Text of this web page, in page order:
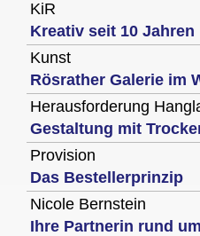
KiR
Kreativ seit 10 Jahren
Kunst
Rösrather Galerie im
Herausforderung
Gestaltung mit
Provision
Das Bestellerprinzip
Nicole Bernstein
Ihre Partnerin rund